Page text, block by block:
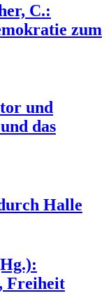
C.:
zum
und
das
Halle
Freiheit